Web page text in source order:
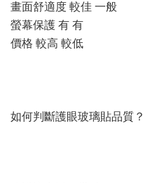
畫面舒適度 較佳 一般
螢幕保護 有 有
價格 較高 較低
如何判斷護眼玻璃貼品質？